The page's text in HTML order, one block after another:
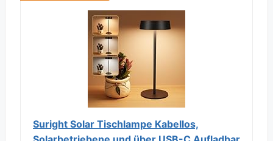
Suright Solar Tischlampe Kabellos,